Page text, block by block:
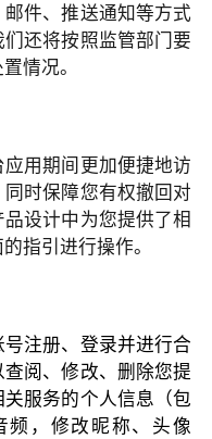
件、推送通知等方式
还将按照监管部门要
情况。
用期间更加便捷地访
时保障您有权撤回对
设计中为您提供了相
指引进行操作。
注册、登录并进行合
阅、修改、删除您提
服务的个人信息（包
频，修改昵称、头像